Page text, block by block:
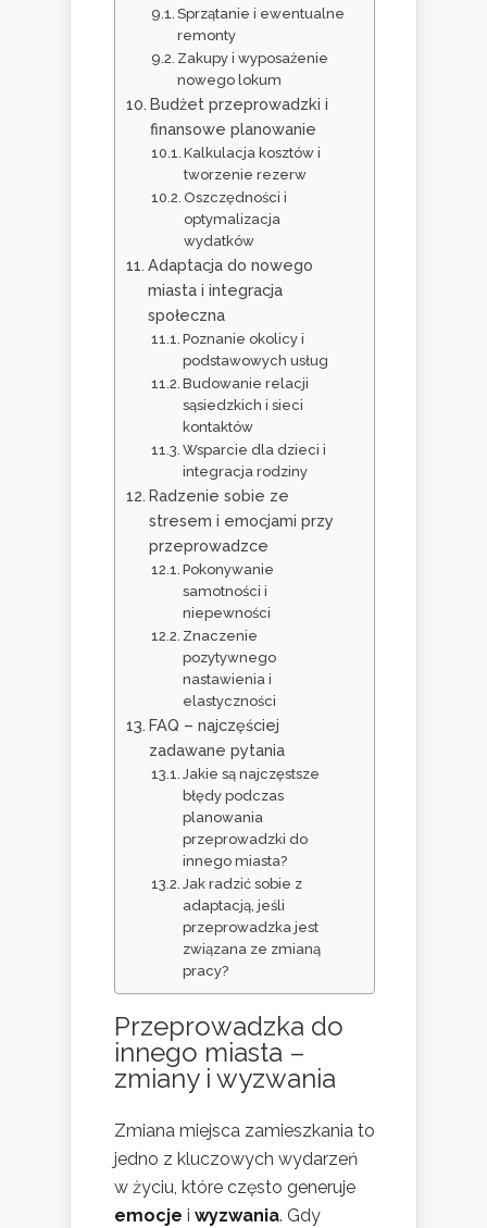
Sprzątanie i ewentualne
remonty
Zakupy i wyposażenie
nowego lokum
Budżet przeprowadzki i
finansowe planowanie
Kalkulacja kosztów i
tworzenie rezerw
Oszczędności i
optymalizacja
wydatków
Adaptacja do nowego
miasta i integracja
społeczna
Poznanie okolicy i
podstawowych usług
Budowanie relacji
sąsiedzkich i sieci
kontaktów
Wsparcie dla dzieci i
integracja rodziny
Radzenie sobie ze
stresem i emocjami przy
przeprowadzce
Pokonywanie
samotności i
niepewności
Znaczenie
pozytywnego
nastawienia i
elastyczności
FAQ – najczęściej
zadawane pytania
Jakie są najczęstsze
błędy podczas
planowania
przeprowadzki do
innego miasta?
Jak radzić sobie z
adaptacją, jeśli
przeprowadzka jest
związana ze zmianą
pracy?
Przeprowadzka do
innego miasta –
zmiany i wyzwania
Zmiana miejsca zamieszkania to
jedno z kluczowych wydarzeń
w życiu, które często generuje
emocje i wyzwania. Gdy